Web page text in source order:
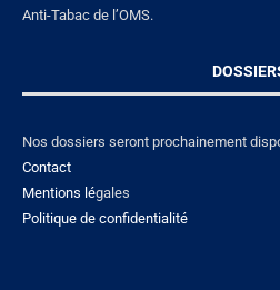
Anti-Tabac de l’OMS.
Nos dossiers seront prochainement
Contact
Mentions légales
Politique de confidentialité